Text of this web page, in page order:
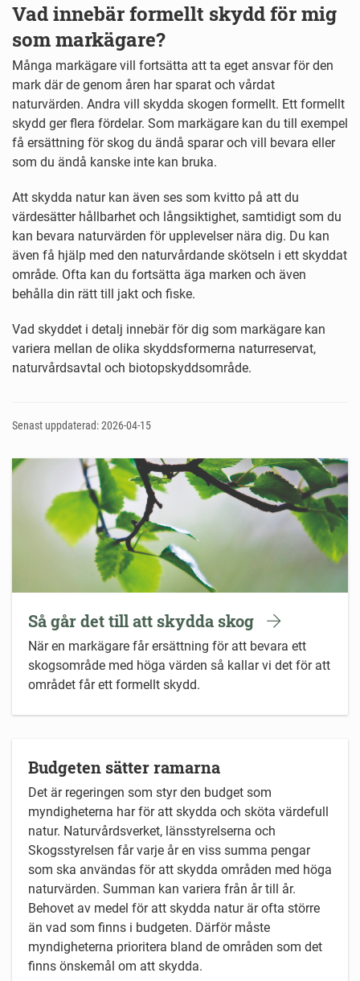
Vad innebär formellt skydd för mig
som markägare?
Många markägare vill fortsätta att ta eget ansvar för den
mark där de genom åren har sparat och vårdat
naturvärden. Andra vill skydda skogen formellt. Ett formellt
skydd ger flera fördelar. Som markägare kan du till exempel
få ersättning för skog du ändå sparar och vill bevara eller
som du ändå kanske inte kan bruka.
Att skydda natur kan även ses som kvitto på att du
värdesätter hållbarhet och långsiktighet, samtidigt som du
kan bevara naturvärden för upplevelser nära dig. Du kan
även få hjälp med den naturvårdande skötseln i ett skyddat
område. Ofta kan du fortsätta äga marken och även
behålla din rätt till jakt och fiske.
Vad skyddet i detalj innebär för dig som markägare kan
variera mellan de olika skyddsformerna naturreservat,
naturvårdsavtal och biotopskyddsområde.
Senast uppdaterad: 2026-04-15
Så går det till att skydda skog
När en markägare får ersättning för att bevara ett
skogsområde med höga värden så kallar vi det för att
området får ett formellt skydd.
Budgeten sätter ramarna
Det är regeringen som styr den budget som
myndigheterna har för att skydda och sköta värdefull
natur. Naturvårdsverket, länsstyrelserna och
Skogsstyrelsen får varje år en viss summa pengar
som ska användas för att skydda områden med höga
naturvärden. Summan kan variera från år till år.
Behovet av medel för att skydda natur är ofta större
än vad som finns i budgeten. Därför måste
myndigheterna prioritera bland de områden som det
finns önskemål om att skydda.